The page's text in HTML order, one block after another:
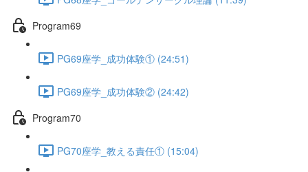
Program69
PG69座学_成功体験① (24:51)
PG69座学_成功体験② (24:42)
Program70
PG70座学_教える責任① (15:04)